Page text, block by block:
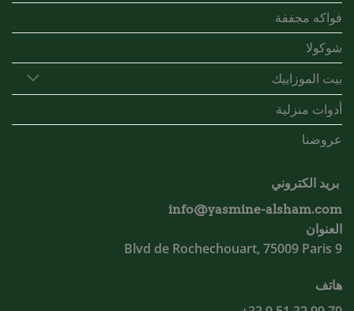
فواكه مجففة
شوكولا
بيت الموزاييك
أدوات منزلية
عروضنا
بريد الكتروني
info@yasmine-alsham.com
العنوان
9 Blvd de Rochechouart, 75009 Paris
هاتف